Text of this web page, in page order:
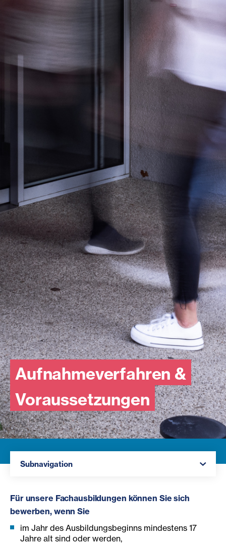
Aufnahmeverfahren &
Voraussetzungen
Subnavigation
Für unsere Fachausbildungen können Sie sich
bewerben, wenn Sie
im Jahr des Ausbildungsbeginns mindestens 17
Jahre alt sind oder werden,